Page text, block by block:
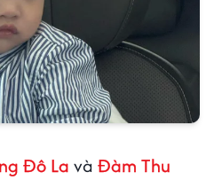
Đô La và Đàm Thu